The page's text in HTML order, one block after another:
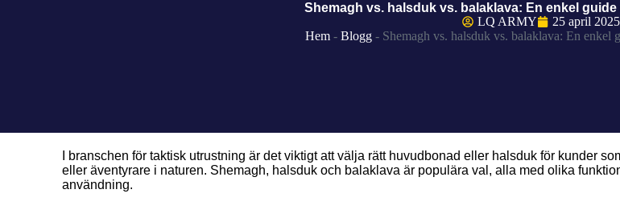
Shemagh vs. halsduk vs. balaklava: En enkel
LQ ARMY
25 april 2025
Hem - Blogg - Shemagh vs. halsduk vs. balaklava: En enkel
I branschen för taktisk utrustning är det viktigt att välja rätt huvudbonad eller halsduk för kunder
eller äventyrare i naturen. Shemagh, halsduk och balaklava är populära val, alla med olika
användning.